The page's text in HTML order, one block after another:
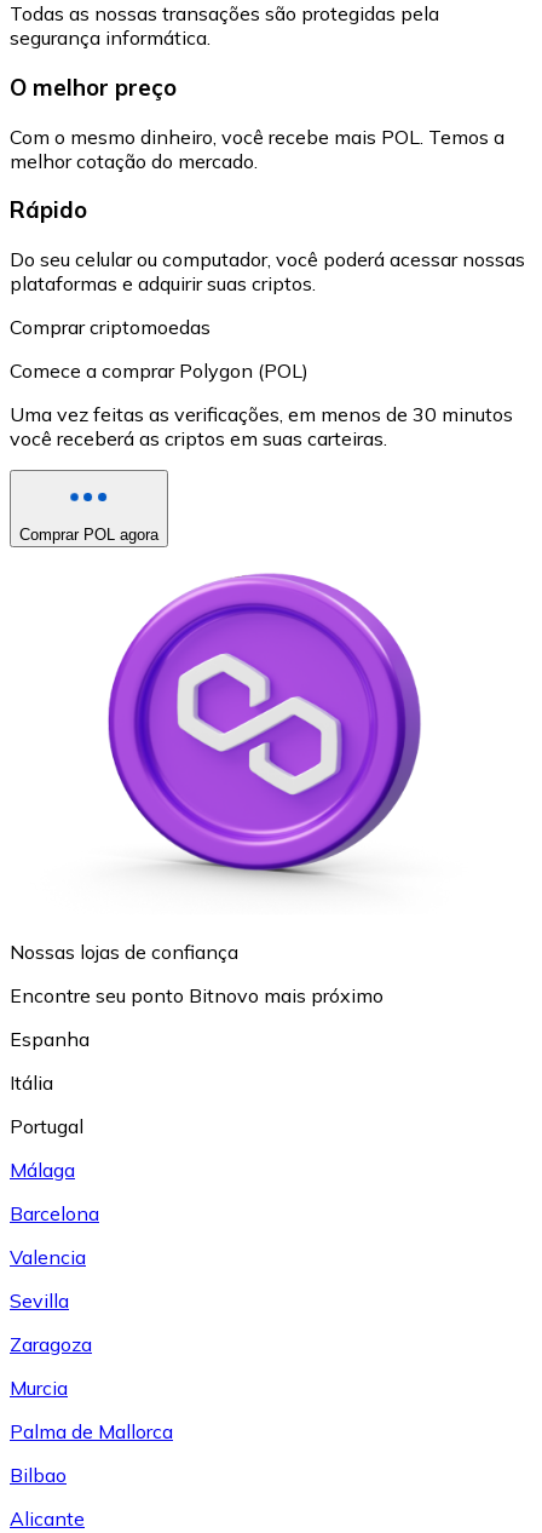
Todas as nossas transações são protegidas pela
segurança informática.
O melhor preço
Com o mesmo dinheiro, você recebe mais POL. Temos a
melhor cotação do mercado.
Rápido
Do seu celular ou computador, você poderá acessar nossas
plataformas e adquirir suas criptos.
Comprar criptomoedas
Comece a comprar Polygon (POL)
Uma vez feitas as verificações, em menos de 30 minutos
você receberá as criptos em suas carteiras.
Comprar POL agora
Nossas lojas de confiança
Encontre seu ponto Bitnovo mais próximo
Espanha
Itália
Portugal
Málaga
Barcelona
Valencia
Sevilla
Zaragoza
Murcia
Palma de Mallorca
Bilbao
Alicante